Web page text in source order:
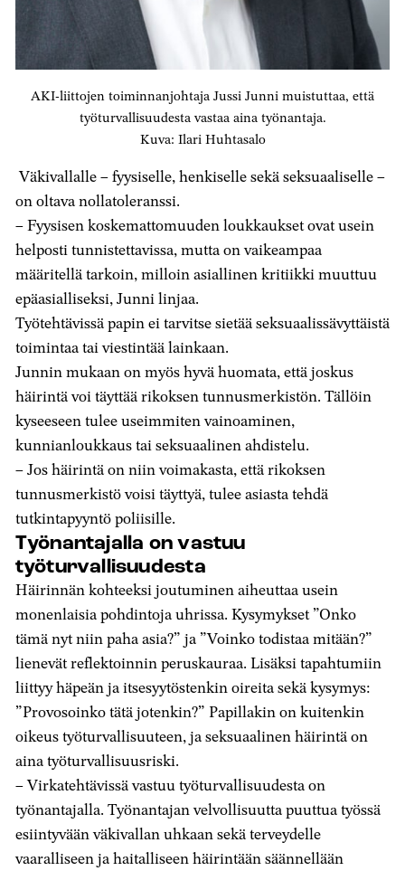
AKI-liittojen toiminnanjohtaja Jussi Junni muistuttaa, että
työturvallisuudesta vastaa aina työnantaja.
Kuva: Ilari Huhtasalo
Väkivallalle – fyysiselle, henkiselle sekä seksuaaliselle –
on oltava nollatoleranssi.
– Fyysisen koskemattomuuden loukkaukset ovat usein
helposti tunnistettavissa, mutta on vaikeampaa
määritellä tarkoin, milloin asiallinen kritiikki muuttuu
epäasialliseksi, Junni linjaa.
Työtehtävissä papin ei tarvitse sietää seksuaalissävyttäistä
toimintaa tai viestintää lainkaan.
Junnin mukaan on myös hyvä huomata, että joskus
häirintä voi täyttää rikoksen tunnusmerkistön. Tällöin
kyseeseen tulee useimmiten vainoaminen,
kunnianloukkaus tai seksuaalinen ahdistelu.
– Jos häirintä on niin voimakasta, että rikoksen
tunnusmerkistö voisi täyttyä, tulee asiasta tehdä
tutkintapyyntö poliisille.
Työnantajalla on vastuu
työturvallisuudesta
Häirinnän kohteeksi joutuminen aiheuttaa usein
monenlaisia pohdintoja uhrissa. Kysymykset ”Onko
tämä nyt niin paha asia?” ja ”Voinko todistaa mitään?”
lienevät reflektoinnin peruskauraa. Lisäksi tapahtumiin
liittyy häpeän ja itsesyytöstenkin oireita sekä kysymys:
”Provosoinko tätä jotenkin?” Papillakin on kuitenkin
oikeus työturvallisuuteen, ja seksuaalinen häirintä on
aina työturvallisuusriski.
– Virkatehtävissä vastuu työturvallisuudesta on
työnantajalla. Työnantajan velvollisuutta puuttua työssä
esiintyvään väkivallan uhkaan sekä terveydelle
vaaralliseen ja haitalliseen häirintään säännellään